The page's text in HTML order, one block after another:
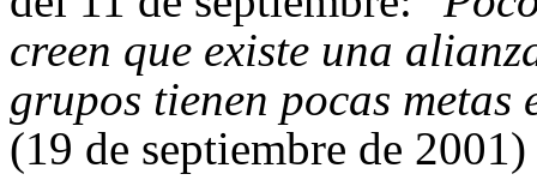
creen que existe una
grupos tienen pocas
(19 de septiembre de 2001)